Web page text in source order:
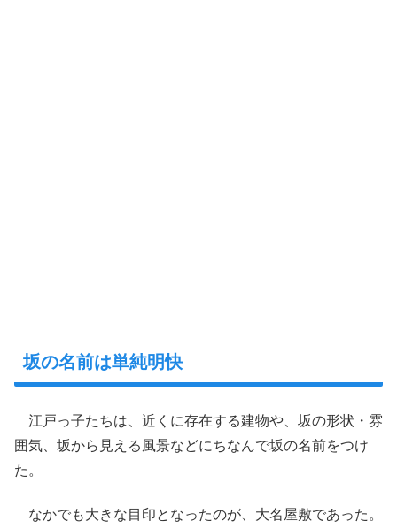
坂の名前は単純明快
江戸っ子たちは、近くに存在する建物や、坂の形状・雰
囲気、坂から見える風景などにちなんで坂の名前をつけ
た。
なかでも大きな目印となったのが、大名屋敷であった。